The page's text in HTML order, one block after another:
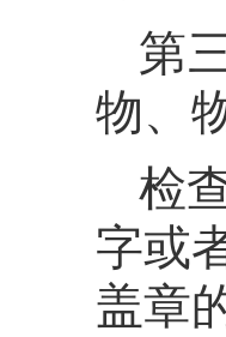
第
物、
检
字或
盖章